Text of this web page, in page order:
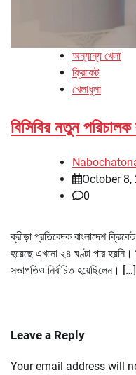
অন্যান্য খেলা
ক্রিকেট
খেলাধুলা
বিসিবির নতুন
October 8,
0
ক্রীড়া প্রতিবেদক বাংলাদেশ ক্রিকেট
হয়েছে এখনো ২৪ ঘণ্টা পার
সভাপতিও নির্বাচিত হয়েছিলেন। […]
Leave a Reply
Your email address will